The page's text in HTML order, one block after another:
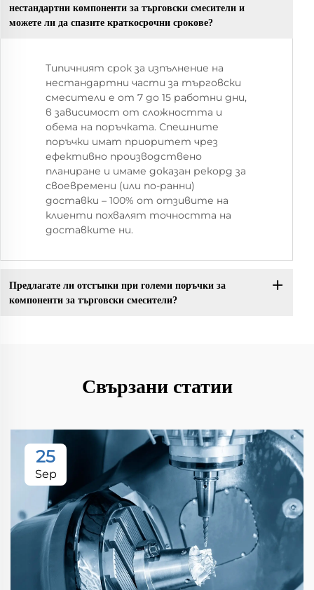
нестандартни компоненти за търговски смесители и
можете ли да спазите краткосрочни срокове?
Типичният срок за изпълнение на
нестандартни части за търговски
смесители е от 7 до 15 работни дни,
в зависимост от сложността и
обема на поръчката. Спешните
поръчки имат приоритет чрез
ефективно производствено
планиране и имаме доказан рекорд за
своевремени (или по-ранни)
доставки – 100% от отзивите на
клиенти похвалят точността на
доставките ни.
Предлагате ли отстъпки при големи поръчки за
компоненти за търговски смесители?
Свързани статии
25
Sep